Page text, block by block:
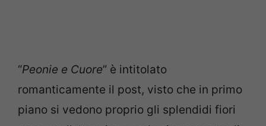
“Peonie e Cuore” è intitolato
romanticamente il post, visto che in primo
piano si vedono proprio gli splendidi fiori